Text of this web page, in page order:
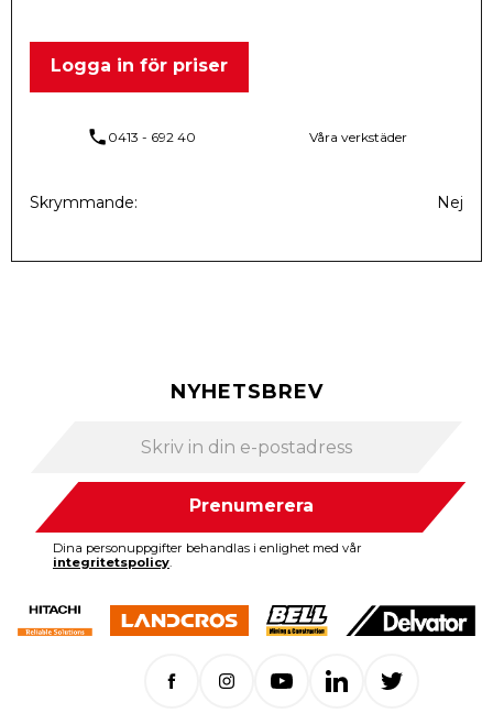
Logga in för priser
phone 0413 - 692 40 Våra verkstäder
Skrymmande Nej
NYHETSBREV
Prenumerera
Dina personuppgifter behandlas i enlighet med vår
integritetspolicy.